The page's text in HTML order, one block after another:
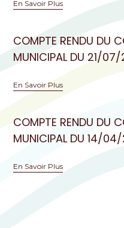
En Savoir Plus
COMPTE RENDU DU
MUNICIPAL DU 21/
En Savoir Plus
COMPTE RENDU DU
MUNICIPAL DU 14/
En Savoir Plus